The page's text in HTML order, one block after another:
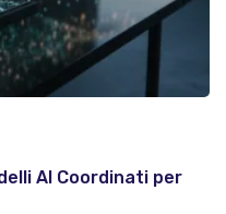
AI Coordinati per